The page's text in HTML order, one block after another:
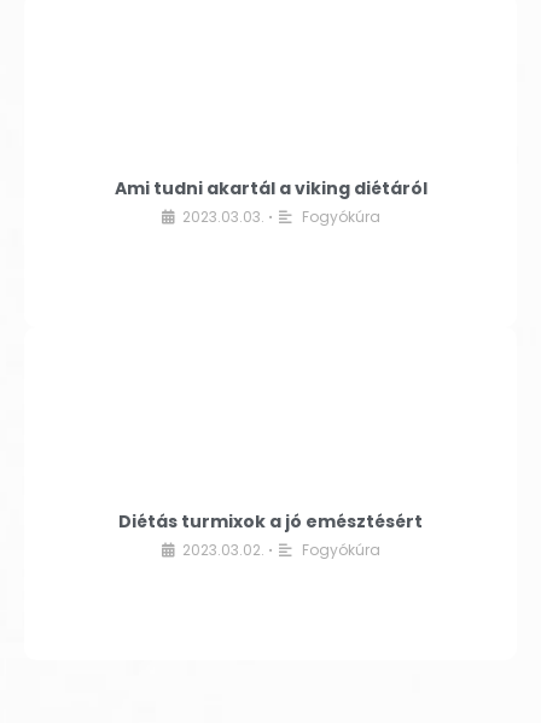
Ami tudni akartál a viking diétáról
2023.03.03. • Fogyókúra
Diétás turmixok a jó emésztésért
2023.03.02. • Fogyókúra